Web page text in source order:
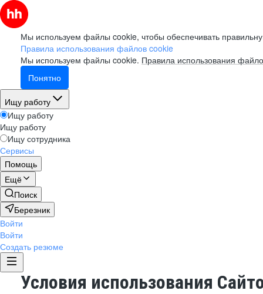
Мы используем файлы cookie, чтобы обеспечивать
Правила использования файлов cookie
Мы используем файлы cookie. Правила использования
Понятно
Ищу работу
Ищу работу
Ищу работу
Ищу сотрудника
Сервисы
Помощь
Ещё
Поиск
Березник
Войти
Войти
Создать резюме
Условия использования